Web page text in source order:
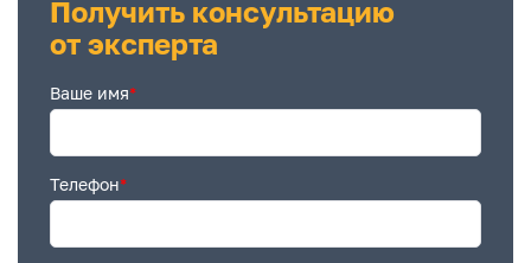
Получить консультацию
от эксперта
Ваше имя*
Телефон*